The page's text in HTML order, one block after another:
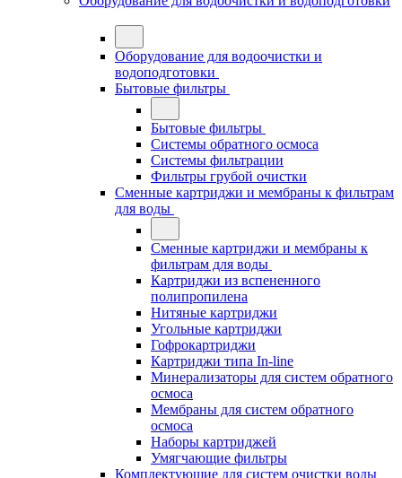
Оборудование для водоочистки и
водоподготовки
Бытовые фильтры
Бытовые фильтры
Системы обратного осмоса
Системы фильтрации
Фильтры грубой очистки
Сменные картриджи и мембраны к фильтрам
для воды
Сменные картриджи и мембраны к
фильтрам для воды
Картриджи из вспененного
полипропилена
Нитяные картриджи
Угольные картриджи
Гофрокартриджи
Картриджи типа In-line
Минерализаторы для систем обратного
осмоса
Мембраны для систем обратного
осмоса
Наборы картриджей
Умягчающие фильтры
Комплектующие для систем очистки воды